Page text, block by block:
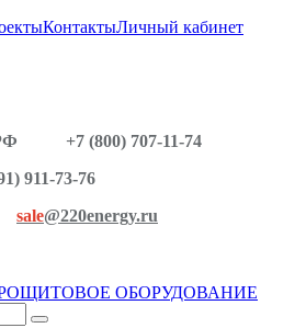
КонтактыЛичный кабинет
+7 (800) 707-11-74
73-76
sale@220energy.ru